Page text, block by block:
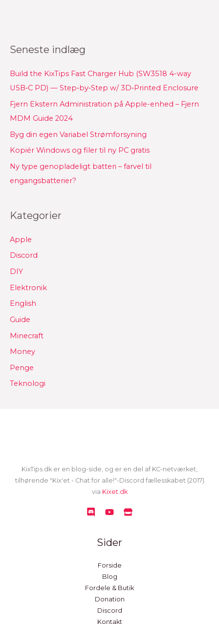
Seneste indlæg
Build the KixTips Fast Charger Hub (SW3518 4-way
USB‑C PD) — Step‑by‑Step w/ 3D‑Printed Enclosure
Fjern Ekstern Administration på Apple-enhed – Fjern
MDM Guide 2024
Byg din egen Variabel Strømforsyning
Kopiér Windows og filer til ny PC gratis
Ny type genopladeligt batteri – farvel til
engangsbatterier?
Kategorier
Apple
Discord
DIY
Elektronik
English
Guide
Minecraft
Money
Penge
Teknologi
KixTips.dk er en blog-side, og er en del af KC-netværket,
tilhørende "Kix'et - Chat for alle!"-Discord fællesskabet (2017)
via Kixet.dk
Sider
Forside
Blog
Fordele & Butik
Donation
Discord
Kontakt